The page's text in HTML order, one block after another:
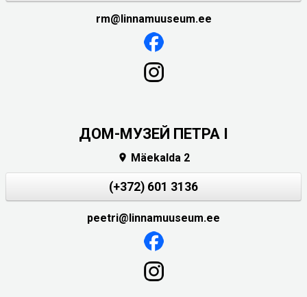
rm@linnamuuseum.ee
ДОМ-МУЗЕЙ ПЕТРА I
 Mäekalda 2
(+372) 601 3136
peetri@linnamuuseum.ee